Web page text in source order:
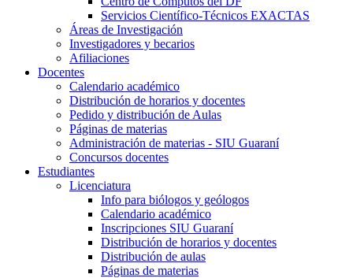
Servicios Científico-Técnicos EXACTAS
Áreas de Investigación
Investigadores y becarios
Afiliaciones
Docentes
Calendario académico
Distribución de horarios y docentes
Pedido y distribución de Aulas
Páginas de materias
Administración de materias - SIU Guaraní
Concursos docentes
Estudiantes
Licenciatura
Info para biólogos y geólogos
Calendario académico
Inscripciones SIU Guaraní
Distribución de horarios y docentes
Distribución de aulas
Páginas de materias